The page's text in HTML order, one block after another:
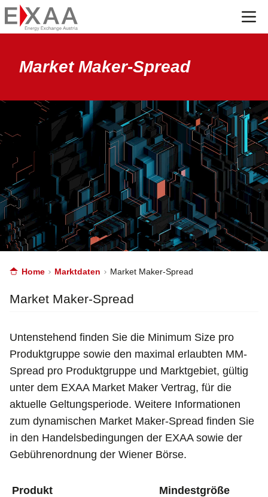
Market Maker-Spread
Home Marktdaten Market Maker-Spread
Market Maker-Spread
Untenstehend finden Sie die Minimum Size pro
Produktgruppe sowie den maximal erlaubten MM-
Spread pro Produktgruppe und Marktgebiet, gültig
unter dem EXAA Market Maker Vertrag, für die
aktuelle Geltungsperiode. Weitere Informationen
zum dynamischen Market Maker-Spread finden Sie
in den Handelsbedingungen der EXAA sowie der
Gebührenordnung der Wiener Börse.
Produkt Mindestgröße